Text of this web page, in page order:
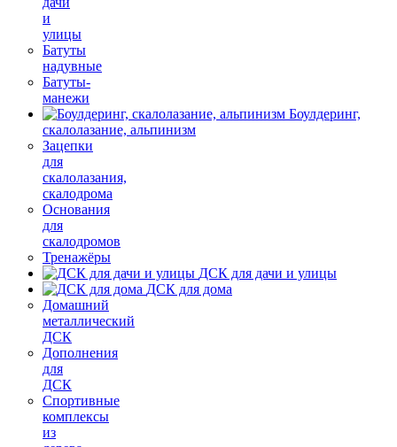
и
улицы
Батуты
надувные
Батуты-
манежи
Боулдеринг,
скалолазание, альпинизм
Зацепки
для
скалолазания,
скалодрома
Основания
для
скалодромов
Тренажёры
ДСК для дачи и улицы
ДСК для дома
Домашний
металлический
ДСК
Дополнения
для
ДСК
Спортивные
комплексы
из